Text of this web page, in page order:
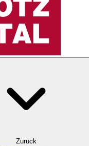
Zurück